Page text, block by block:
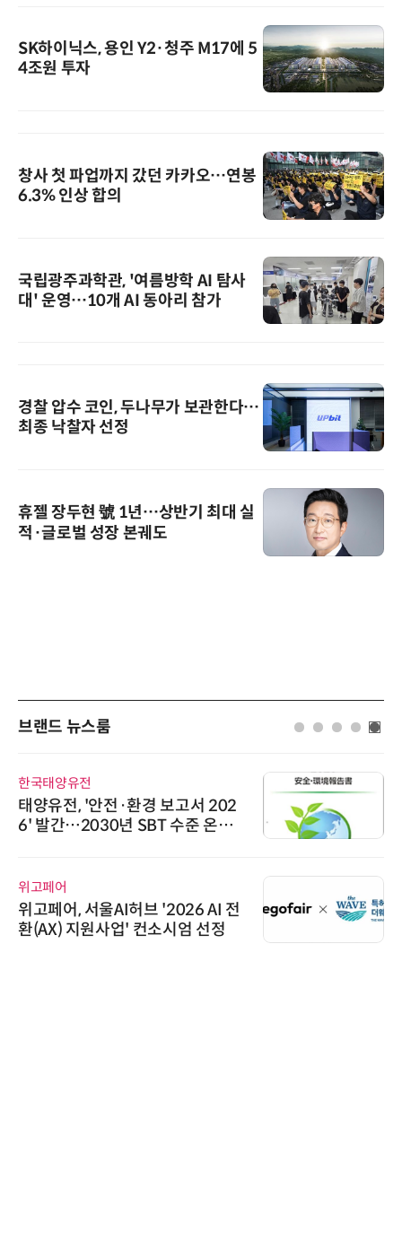
SK하이닉스, 용인 Y2·청주 M17에 5
4조원 투자
창사 첫 파업까지 갔던 카카오…연봉
6.3% 인상 합의
국립광주과학관, '여름방학 AI 탐사
대' 운영…10개 AI 동아리 참가
경찰 압수 코인, 두나무가 보관한다…
최종 낙찰자 선정
휴젤 장두현 號 1년…상반기 최대 실
적·글로벌 성장 본궤도
브랜드 뉴스룸
'안전·환경 보고서 202
년 SBT 수준 온실
서울AI허브 '2026 AI 전
사업' 컨소시엄 선정
인아그룹
'자동화 산
인아그룹
어 개최
시큐어링
정